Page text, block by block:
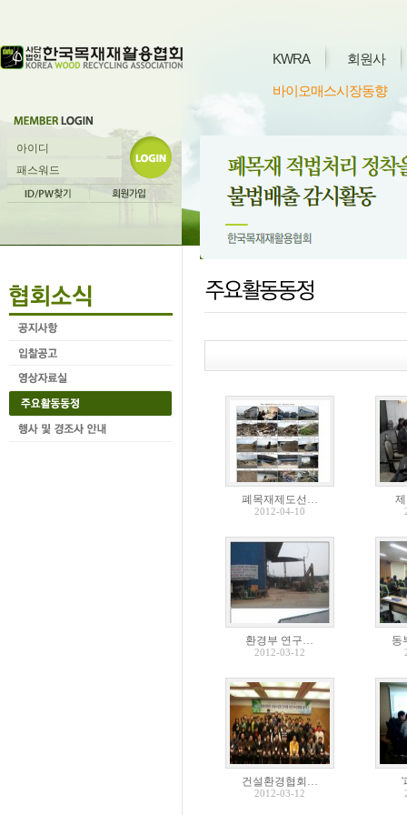
KWRA 회원사
바이오매스시장동향
폐목재제도선…
2012-04-10
환경부 연구…
2012-03-12
동
건설환경협회…
2012-03-12
'